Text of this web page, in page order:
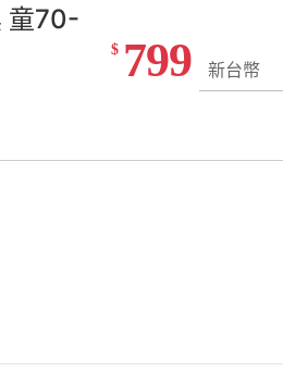
童70-
$ 799